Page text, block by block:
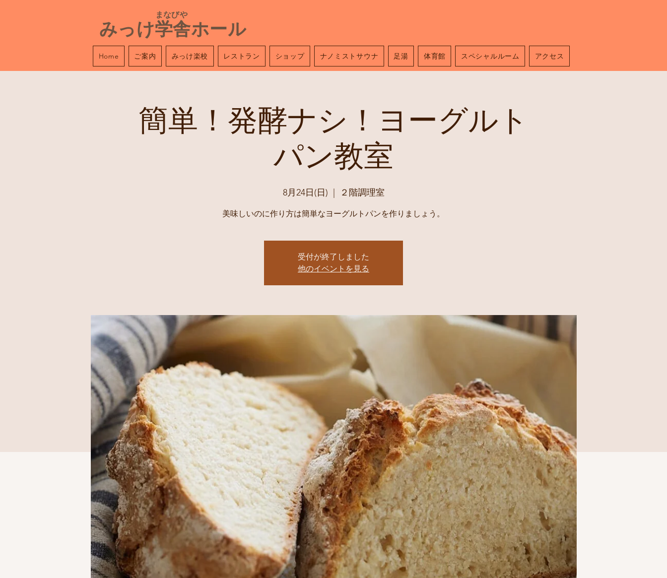
​ まなびや
みっけ学舎ホール
Home ご案内 みっけ楽校 レストラン ショップ ナノミストサウナ 足湯 体育館 スペシャルルーム アクセス
簡単！発酵ナシ！ヨーグルト
パン教室
8月24日(日) ２階調理室
美味しいのに作り方は簡単なヨーグルトパンを作りましょう。
受付が終了しました
他のイベントを見る